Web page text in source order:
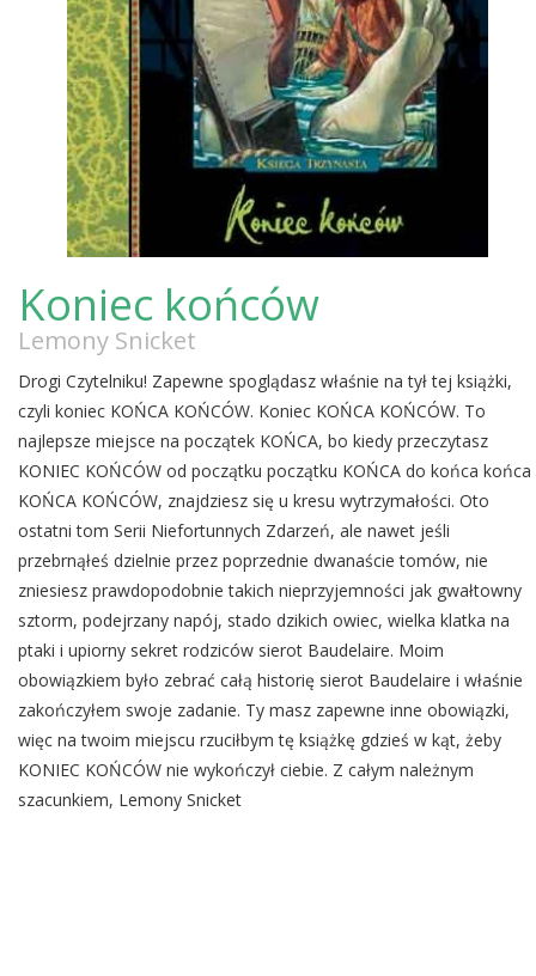
Koniec końców
Lemony Snicket
Drogi Czytelniku! Zapewne spoglądasz właśnie na tył tej książki,
czyli koniec KOŃCA KOŃCÓW. Koniec KOŃCA KOŃCÓW. To
najlepsze miejsce na początek KOŃCA, bo kiedy przeczytasz
KONIEC KOŃCÓW od początku początku KOŃCA do końca końca
KOŃCA KOŃCÓW, znajdziesz się u kresu wytrzymałości. Oto
ostatni tom Serii Niefortunnych Zdarzeń, ale nawet jeśli
przebrnąłeś dzielnie przez poprzednie dwanaście tomów, nie
zniesiesz prawdopodobnie takich nieprzyjemności jak gwałtowny
sztorm, podejrzany napój, stado dzikich owiec, wielka klatka na
ptaki i upiorny sekret rodziców sierot Baudelaire. Moim
obowiązkiem było zebrać całą historię sierot Baudelaire i właśnie
zakończyłem swoje zadanie. Ty masz zapewne inne obowiązki,
więc na twoim miejscu rzuciłbym tę książkę gdzieś w kąt, żeby
KONIEC KOŃCÓW nie wykończył ciebie. Z całym należnym
szacunkiem, Lemony Snicket